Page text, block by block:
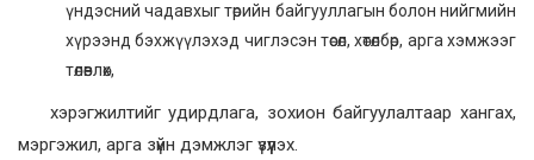
үндэсний чадавхыг төрийн байгууллагын болон нийгмийн
хүрээнд бэхжүүлэхэд чиглэсэн төсөл, хөтөлбөр, арга хэмжээг
төлөвлөх,
хэрэгжилтийг удирдлага, зохион байгуулалтаар хангах,
мэргэжил, арга зүйн дэмжлэг үзүүлэх.